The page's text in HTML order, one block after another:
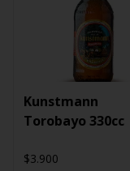
Kunstmann
Torobayo 330cc
$3.900